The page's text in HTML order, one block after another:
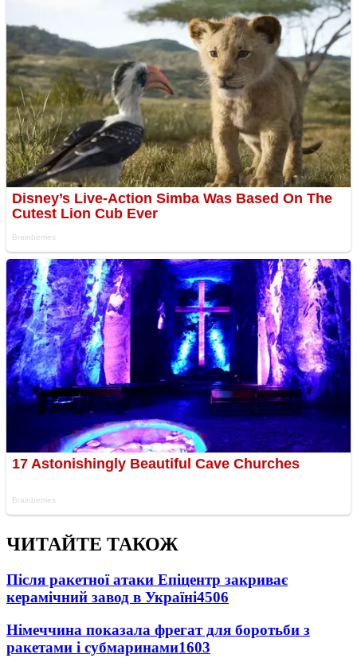
ЧИТАЙТЕ ТАКОЖ
Після ракетної атаки Епіцентр закриває
керамічний завод в Україні4506
Німеччина показала фрегат для боротьби з
ракетами і субмаринами1603